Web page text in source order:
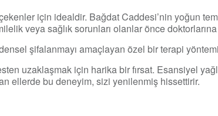
için idealdir. Bağdat Caddesi’nin yoğun
veya sağlık sorunları olanlar önce doktorlarına
şifalanmayı amaçlayan özel bir terapi
uzaklaşmak için harika bir fırsat. Esansiyel
ellerde bu deneyim, sizi yenilenmiş hissettirir.